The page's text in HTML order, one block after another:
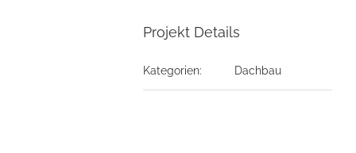
Projekt Details
Kategorien: Dachbau